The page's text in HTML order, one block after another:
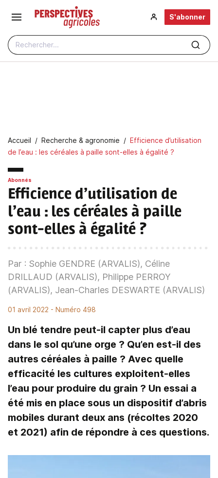
Aller au contenu principal
Rechercher...
S'abonner
Fil d'Ariane
Accueil Recherche & agronomie
Efficience d’utilisation
de l’eau : les céréales à paille sont-elles à égalité ?
Abonnés
Efficience d’utilisation de
l’eau : les céréales à paille
sont-elles à égalité ?
Par : Sophie GENDRE (ARVALIS), Céline
DRILLAUD (ARVALIS), Philippe PERROY
(ARVALIS), Jean-Charles DESWARTE (ARVALIS)
01 avril 2022 - Numéro 498
Un blé tendre peut-il capter plus d’eau
dans le sol qu’une orge ? Qu’en est-il des
autres céréales à paille ? Avec quelle
efficacité les cultures exploitent-elles
l’eau pour produire du grain ? Un essai a
été mis en place sous un dispositif d’abris
mobiles durant deux ans (récoltes 2020
et 2021) afin de répondre à ces questions.